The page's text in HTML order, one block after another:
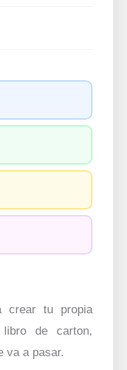
crear tu propia
de carton,
va a pasar.